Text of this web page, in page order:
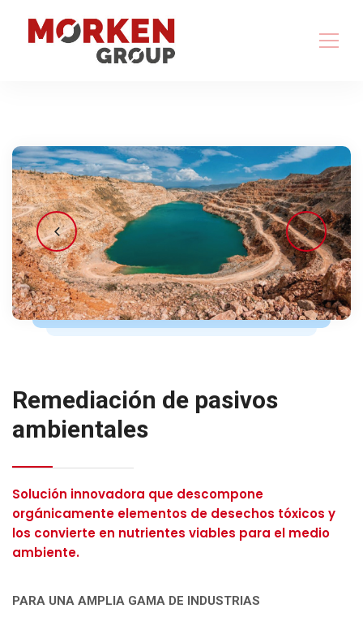
Remediación de pasivos
ambientales
Solución innovadora que descompone
orgánicamente elementos de desechos tóxicos y
los convierte en nutrientes viables para el medio
ambiente.
PARA UNA AMPLIA GAMA DE INDUSTRIAS